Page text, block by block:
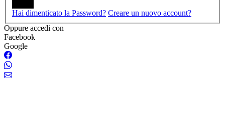
Hai dimenticato la Password? Creare un nuovo account?
Oppure accedi con
Facebook
Google